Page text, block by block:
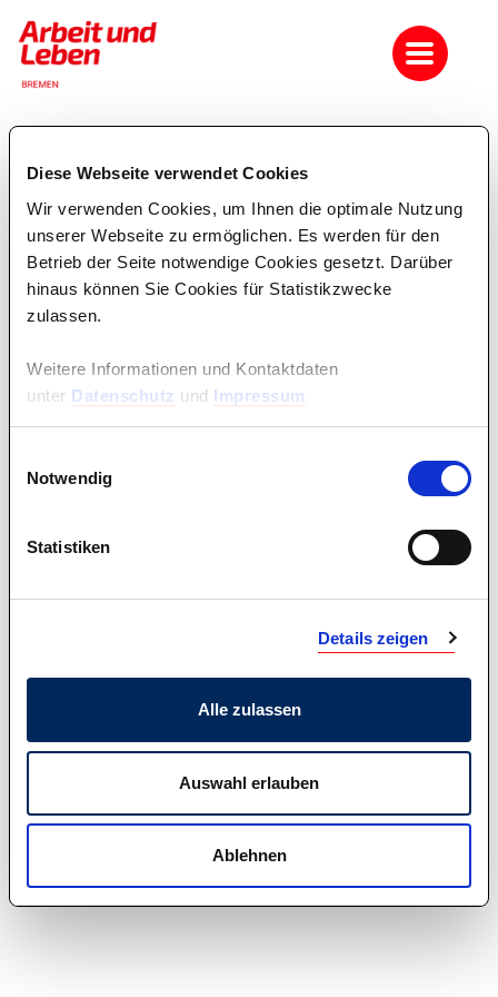
Diese Webseite verwendet Cookies
Wir verwenden Cookies, um Ihnen die optimale Nutzung
unserer Webseite zu ermöglichen. Es werden für den
Betrieb der Seite notwendige Cookies gesetzt. Darüber
hinaus können Sie Cookies für Statistikzwecke
zulassen.
Weitere Informationen und Kontaktdaten
unter Datenschutz und Impressum
Notwendig
Statistiken
Details zeigen
Alle zulassen
Auswahl erlauben
Ablehnen
Hier finden Sie Informationen rund um unsere
Seminare...
der politischen Bildung für Erwachsene:
Teilnahmebeiträge
Teilnahmebedingungen
Seminarzeiten
Informationen zur Bildungszeit
für Betriebs- und Personalrät*/innen (bitte klicken)
Informationen zu weiteren Seminare, wie zum Beispiel
unseren Angeboten für junge Menschen bis 26 Jahre und
erfragen bzw. den Ausschreibungen entnehmen.